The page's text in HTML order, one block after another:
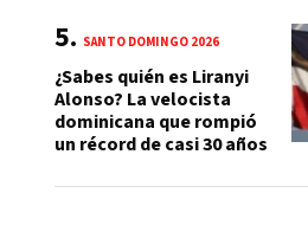
SANTO DOMINGO 2026
¿Sabes quién es Liranyi
Alonso? La velocista
dominicana que rompió
un récord de casi 30 años